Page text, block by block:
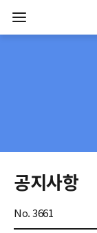
공지사항
No. 3661